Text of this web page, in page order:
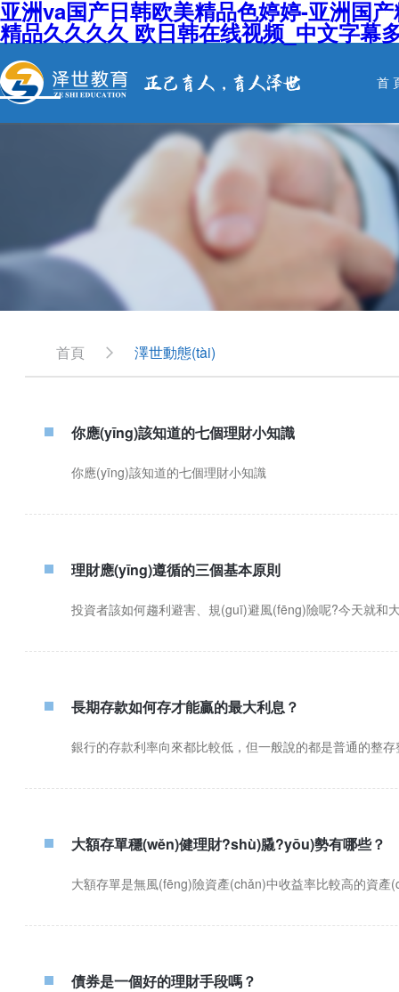
亚洲va国产日韩欧美精品色婷婷-亚洲国
精品久久久久 欧日韩在线视频_中文字幕
首
首頁 澤世動態(tài)
你應(yīng)該知道的七個理財小知識
你應(yīng)該知道的七個理財小知識
理財應(yīng)遵循的三個基本原則
投資者該如何趨利避害、規(guī)避風(fēng)險呢?今天就和大家
長期存款如何存才能贏的最大利息？
銀行的存款利率向來都比較低，但一般說的都是普通的整存
大額存單穩(wěn)健理財?shù)膬?yōu)勢有哪些？
大額存單是無風(fēng)險資產(chǎn)中收益率比較高的資產
債券是一個好的理財手段嗎？